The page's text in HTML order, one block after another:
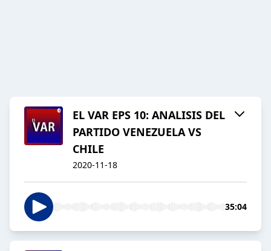
EL VAR EPS 10: ANALISIS DEL
PARTIDO VENEZUELA VS
CHILE
2020-11-18
35:04